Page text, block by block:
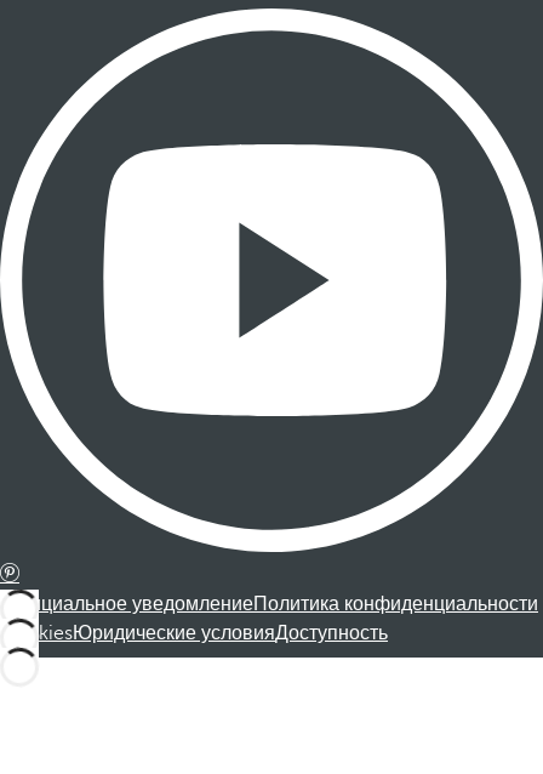
Официальное уведомлениеПолитика конфиденциальности
CookiesЮридические условияДоступность